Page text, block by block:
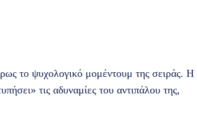
το ψυχολογικό μομέντουμ της σειράς. Η
τις αδυναμίες του αντιπάλου της,